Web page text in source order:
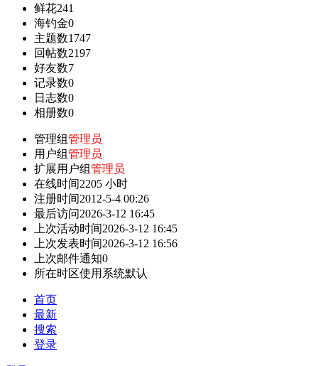
鲜花241
海钓金0
主题数1747
回帖数2197
好友数7
记录数0
日志数0
相册数0
管理组管理员
用户组管理员
扩展用户组管理员
在线时间2205 小时
注册时间2012-5-4 00:26
最后访问2026-3-12 16:45
上次活动时间2026-3-12 16:45
上次发表时间2026-3-12 16:56
上次邮件通知0
所在时区使用系统默认
首页
最新
搜索
登录